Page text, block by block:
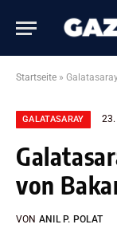
Startseite »
GALATASARAY
von
VON ANIL P. POLAT